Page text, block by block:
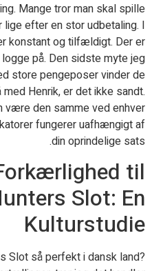
Mange tror man skal spille
efter en stor udbetaling. I
konstant og tilfældigt. Der er
på. Den sidste myte jeg
store pengeposer vinder de
Henrik, er det ikke sandt.
være den samme ved enhver
fungerer uafhængigt af
din oprindelige sats.
til
Slot: En
Kulturstudie
Slot så perfekt i dansk land?